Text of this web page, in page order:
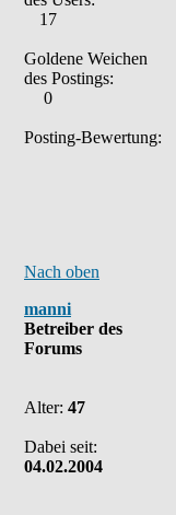
17
Goldene Weichen
des Postings:
0
Posting-Bewertung:
Nach oben
manni
Betreiber des
Forums
Alter: 47
Dabei seit:
04.02.2004